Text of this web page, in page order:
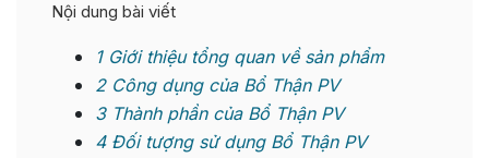
Nội dung bài viết
1Giới thiệu tổng quan về sản phẩm
2Công dụng của Bổ Thận PV
3Thành phần của Bổ Thận PV
4Đối tượng sử dụng Bổ Thận PV